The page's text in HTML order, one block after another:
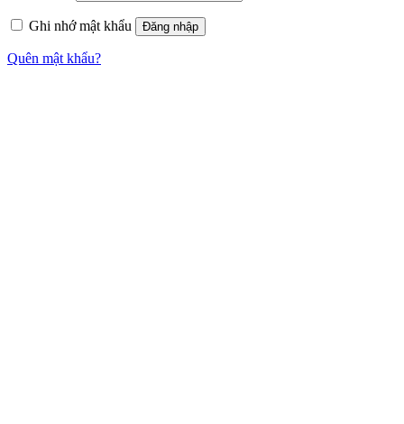
Ghi nhớ mật khẩu Đăng nhập
Quên mật khẩu?